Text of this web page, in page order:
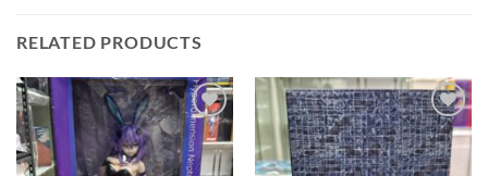
RELATED PRODUCTS